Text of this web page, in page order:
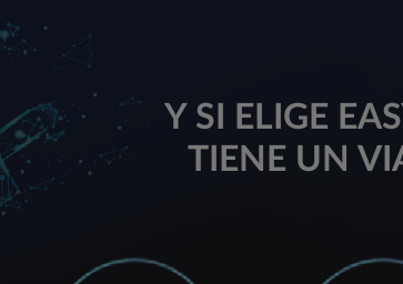
Y SI ELIGE
TIENE UN